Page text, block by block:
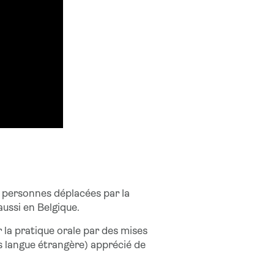
déplacées par la
en Belgique.
la pratique orale par des mises
étrangère) apprécié de